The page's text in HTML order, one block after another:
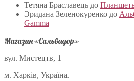
Тетяна Браславець до
Эридана Зеленокуренко до
Gamma
Магазин «Сальвадор»
вул. Мистецтв, 1
м. Харків, Україна.